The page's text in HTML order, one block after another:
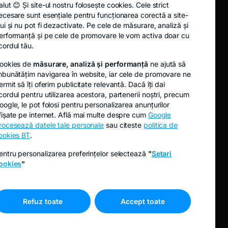
Fidelis
Oferta publică de cumpărare EVER
Oferta publică de cumpărare TRANSI
😊 Și site-ul nostru folosește cookies. Cele strict
sunt esențiale pentru funcționarea corectă a site-
și nu pot fi dezactivate. Pe cele de măsurare, analiză și
și pe cele de promovare le vom activa doar cu
tău.
de măsurare, analiză și performanță ne ajută să
navigarea în website, iar cele de promovare ne
să îți oferim publicitate relevantă. Dacă îți dai
pentru utilizarea acestora, partenerii noștri, precum
le pot folosi pentru personalizarea anunțurilor
pe internet. Află mai multe despre cum Google
datele tale personale sau citeste politica de
BT.
personalizarea preferințelor selectează "Setari
"
Refuz toate Accept toate